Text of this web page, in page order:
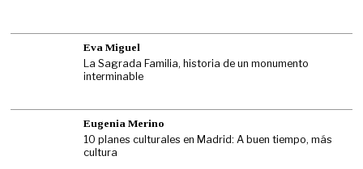
Eva Miguel
La Sagrada Familia, historia de un monumento
interminable
Eugenia Merino
10 planes culturales en Madrid: A buen tiempo, más
cultura